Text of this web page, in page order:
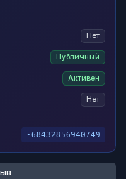
Нет
Публичный
Активен
Нет
-68432856940749